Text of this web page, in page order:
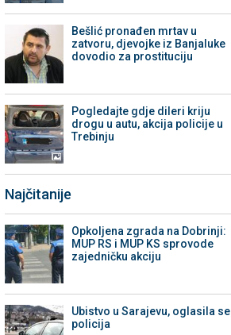
Bešlić pronađen mrtav u
zatvoru, djevojke iz Banjaluke
dovodio za prostituciju
Pogledajte gdje dileri kriju
drogu u autu, akcija policije u
Trebinju
Najčitanije
Opkoljena zgrada na Dobrinji:
MUP RS i MUP KS sprovode
zajedničku akciju
Ubistvo u Sarajevu, oglasila se
policija